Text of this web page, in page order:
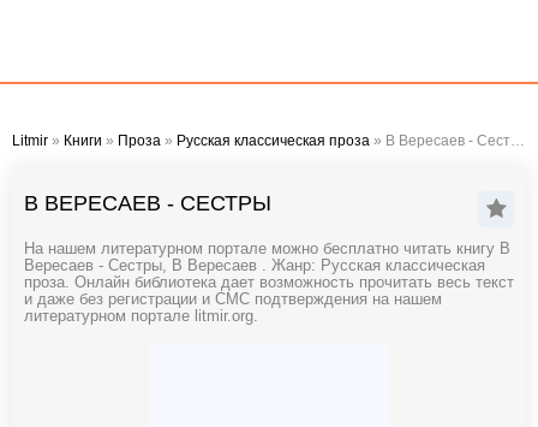
Litmir » Книги » Проза » Русская классическая проза » В Вересаев - Сестры
В ВЕРЕСАЕВ - СЕСТРЫ
На нашем литературном портале можно бесплатно читать книгу В
Вересаев - Сестры, В Вересаев . Жанр: Русская классическая
проза. Онлайн библиотека дает возможность прочитать весь текст
и даже без регистрации и СМС подтверждения на нашем
литературном портале litmir.org.